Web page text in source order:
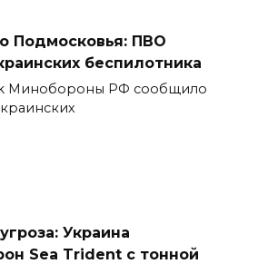
Подмосковья: ПВО
беспилотника
Минобороны РФ сообщило
Украина
Sea Trident с тонной